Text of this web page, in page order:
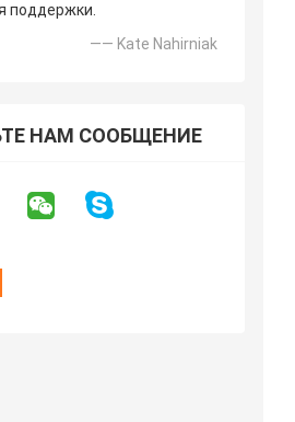
поддержки.
—— Kate Nahirniak
НАМ СООБЩЕНИЕ